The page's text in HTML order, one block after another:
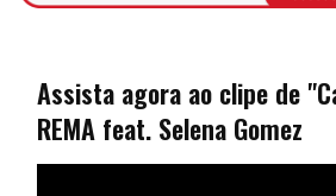
Assista agora ao clipe de
REMA feat. Selena Gomez